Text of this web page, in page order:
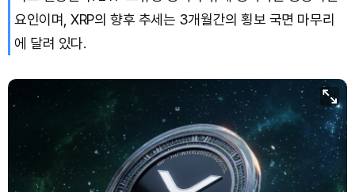
요인이며, XRP의 향후 추세는 3개월간의 횡보 국면 마무리
에 달려 있다.